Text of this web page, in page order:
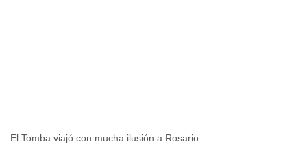
El Tomba viajó con mucha ilusión a Rosario.